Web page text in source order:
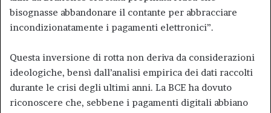
bisognasse abbandonare il contante per abbracciare
incondizionatamente i pagamenti elettronici”.
Questa inversione di rotta non deriva da considerazioni
ideologiche, bensì dall’analisi empirica dei dati raccolti
durante le crisi degli ultimi anni. La BCE ha dovuto
riconoscere che, sebbene i pagamenti digitali abbiano